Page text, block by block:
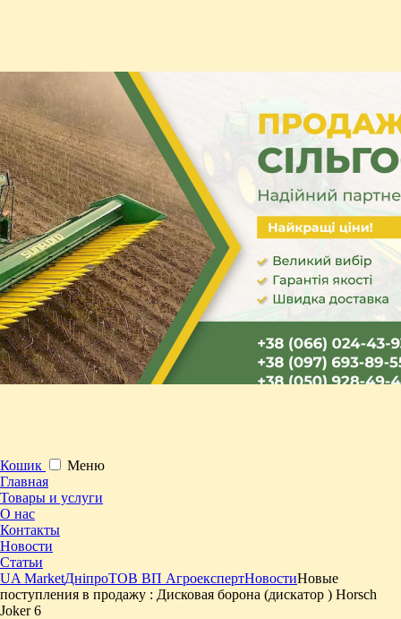
Кошик
Меню
Главная
Товары и услуги
О нас
Контакты
Новости
Статьи
UA MarketДніпроТОВ ВП АгроекспертНовостиНовые
поступления в продажу : ​Дисковая борона (дискатор ) Horsch
Joker 6